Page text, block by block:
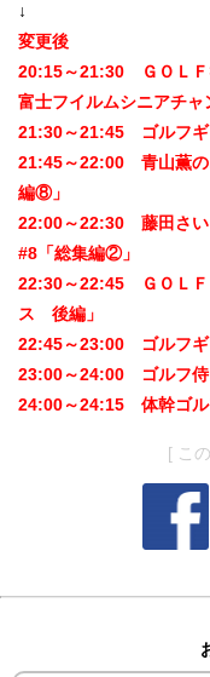
↓
変更後
20:15～21:30 ＧＯＬＦ
富士フイルムシニアチャ
21:30～21:45 ゴルフギ
21:45～22:00 青山薫の
編⑧」
22:00～22:30 藤田さい
#8「総集編②」
22:30～22:45 ＧＯＬＦ
ス 後編」
22:45～23:00 ゴルフギ
23:00～24:00 ゴルフ侍
24:00～24:15 体幹ゴル
[ こ